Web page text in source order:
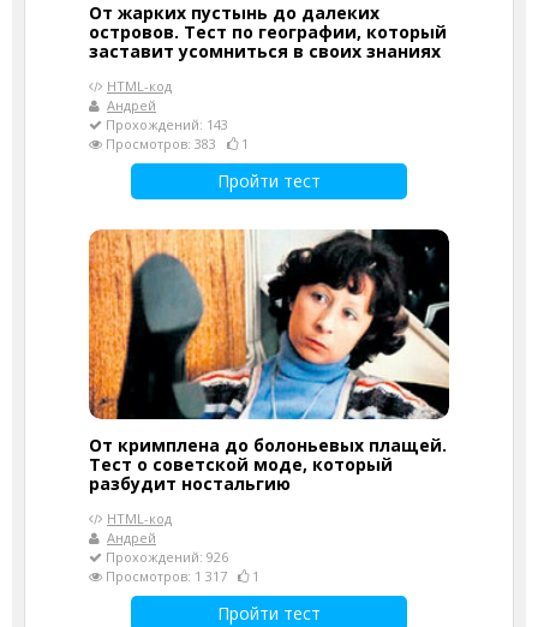
От жарких пустынь до далеких
островов. Тест по географии, который
заставит усомниться в своих знаниях
HTML-код
Андрей
Прохождений: 143
Просмотров: 383
1
Пройти тест
От кримплена до болоньевых плащей.
Тест о советской моде, который
разбудит ностальгию
HTML-код
Андрей
Прохождений: 926
Просмотров: 1 317
1
Пройти тест